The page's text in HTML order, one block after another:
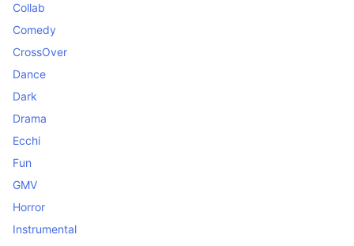
Collab
Comedy
CrossOver
Dance
Dark
Drama
Ecchi
Fun
GMV
Horror
Instrumental